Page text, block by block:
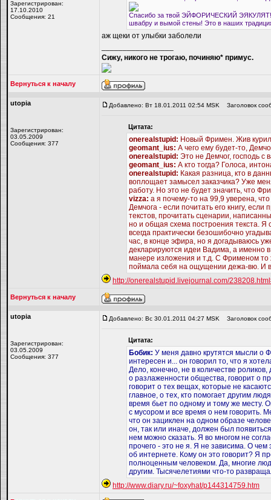
Зарегистрирован:
17.10.2010
Сообщения: 21
Спасибо за твой ЭЙФОРИЧЕСКИЙ ЭЯКУЛЯТ!!!
швабру и вымой стены! Это в наших
аж щеки от улыбки заболели
Сижу, никого не трогаю, починяю* примус.
Вернуться к началу
utopiа
Зарегистрирован:
03.05.2009
Сообщения: 377
Добавлено: Вт 18.01.2011 02:54 MSK Заголовок
Цитата:
onerealstupid: Новый Фримен. Жив
geomant_ius: А чего ему будет-то,
onerealstupid: Это не Демчог, господь с
geomant_ius: А кто тогда? Голоса,
onerealstupid: Какая разница, кто в
воплощает замысел заказчика? Уже
работу. Но это не будет значить, что
vizza: а я почему-то на 99,9 уверена,
Демчога - если почитать его книгу,
текстов, прочитать сценарии,
но и общая схема построения текста.
всегда практически безошибочно
час, в конце эфира, но я догадываюсь
декларируются идеи Вадима, а именно
манере изложения и т.д. С Фрименом то
поймала себя на ощущении дежа-вю. И
http://onerealstupid.livejournal.com/
Вернуться к началу
utopiа
Зарегистрирован:
03.05.2009
Сообщения: 377
Добавлено: Вс 30.01.2011 04:27 MSK Заголовок
Цитата:
Бобик: У меня давно крутятся мысли о
интересен и... он говорил то, что я
Дело, конечно, не в количестве
о разлаженности общества, говорит о
говорит о тех вещах, которые не
главное, о тех, кто помогает другим
время бьет по одному и тому же месту.
с мусором и все время о нем говорить.
что он зациклен на одном образе
он, так или иначе, должен был
нем можно сказать. Я во многом не
прочего - это не я. Я не зависима. О
об интернете. Кому он это говорит? Я
полноценным человеком. Да, многие
другим. Тысячелетиями что-то
http://www.diary.ru/~foxyhat/p144314759.htm